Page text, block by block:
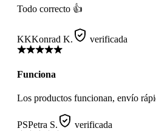
Todo correcto 👍
KKKonrad K. verificada
Funciona
Los productos funcionan, envío
PSPetra S. verificada